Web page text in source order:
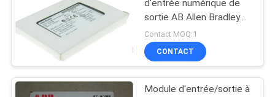
LES
CAS
DEMANDE
d'entrée numérique de
sortie AB Allen Bradley
Contrôleur POINT 2 MB
5 MA
Contact MOQ:1
CONTACT
Module d'entrée/sortie à